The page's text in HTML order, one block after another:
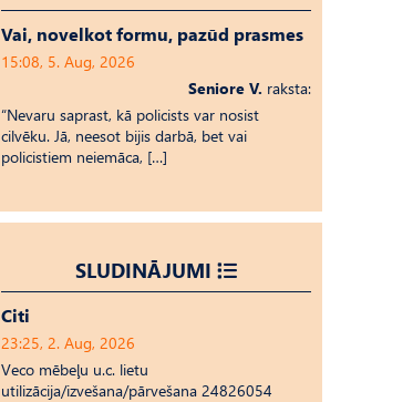
Vai, novelkot formu, pazūd prasmes
15:08, 5. Aug, 2026
Seniore V. raksta:
“Nevaru saprast, kā policists var nosist
cilvēku. Jā, neesot bijis darbā, bet vai
policistiem neiemāca, […]
SLUDINĀJUMI
Citi
23:25, 2. Aug, 2026
Veco mēbeļu u.c. lietu
utilizācija/izvešana/pārvešana 24826054